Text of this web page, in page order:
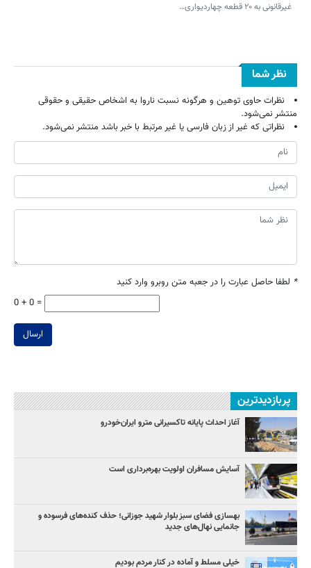
غیرقانونی به ۲۰ قطعه چهاردیواری…
نظر شما
نظرات حاوی توهین و هرگونه نسبت ناروا به اشخاص حقیقی و حقوقی
منتشر نمی‌شود.
نظراتی که غیر از زبان فارسی یا غیر مرتبط با خبر باشد منتشر نمی‌شود.
* لطفا حاصل عبارت را در جعبه متن روبرو وارد کنید
0 + 0 =
ارسال
پربازدیدترین
آغاز احداث پایانه تاکسیرانی مترو ایران‌خودرو
آسایش مسافران اولویت بهره‌برداری است
بهسازی فضای سبز بلوار شهید جوزانی؛ حذف کنده‌های فرسوده و
جانمایی نهال‌های جدید
خیلی مسلط و آماده در کنار مردم بودیم